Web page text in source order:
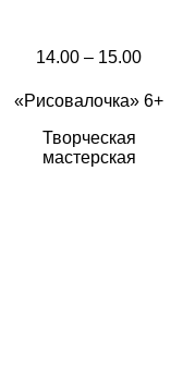
14.00 – 15.00
«Рисовалочка» 6+
Творческая
мастерская